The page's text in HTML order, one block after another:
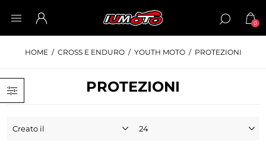
0
HOME / CROSS E ENDURO / YOUTH MOTO / PROTEZIONI
PROTEZIONI